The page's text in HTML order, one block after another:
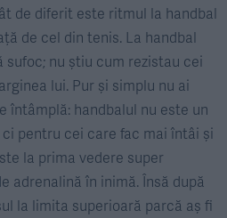
de diferit este ritmul la handbal
de cel din tenis. La handbal
nu știu cum rezistau cei
lui. Pur și simplu nu ai
întâmplă: handbalul nu este un
pentru cei care fac mai întâi și
la prima vedere super
adrenalină în inimă. Însă după
la limita superioară parcă aș fi